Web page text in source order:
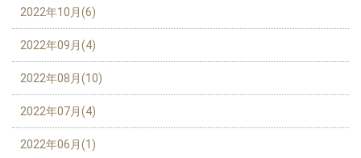
2022年10月(6)
2022年09月(4)
2022年08月(10)
2022年07月(4)
2022年06月(1)